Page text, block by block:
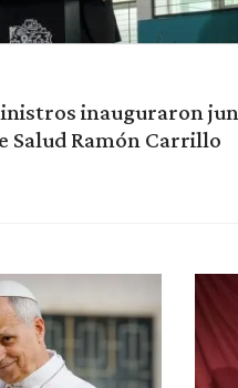
inauguraron
Salud Ramón Carrillo